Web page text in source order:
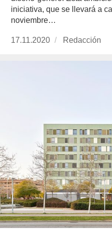
iniciativa, que se llevará a
noviembre…
Publicado
17.11.2020 https://
Redacción